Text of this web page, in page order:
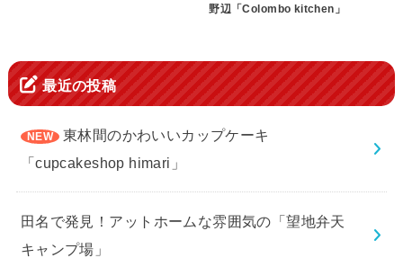
野辺「Colombo kitchen」
最近の投稿
東林間のかわいいカップケーキ
「cupcakeshop himari」
田名で発見！アットホームな雰囲気の「望地弁天
キャンプ場」